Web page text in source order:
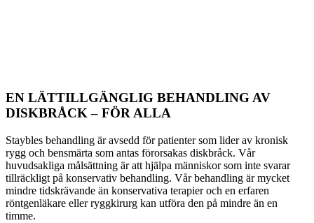
EN LÄTTILLGÄNGLIG BEHANDLING AV
DISKBRÅCK– FÖR ALLA
Staybles behandling är avsedd för patienter som lider av kronisk
rygg och bensmärta som antas förorsakas diskbråck. Vår
huvudsakliga målsättning är att hjälpa människor som inte svarar
tillräckligt på konservativ behandling. Vår behandling är mycket
mindre tidskrävande än konservativa terapier och en erfaren
röntgenläkare eller ryggkirurg kan utföra den på mindre än en
timme.